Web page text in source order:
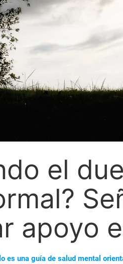
el
apoyo
es una guía de salud mental